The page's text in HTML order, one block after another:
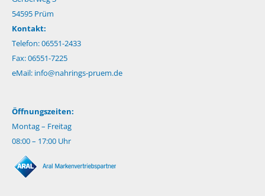
54595 Prüm
Kontakt:
Telefon: 06551-2433
Fax: 06551-7225
eMail: info@nahrings-pruem.de
Öffnungszeiten:
Montag – Freitag
08:00 – 17:00 Uhr